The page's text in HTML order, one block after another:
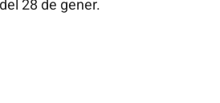
28 de gener.